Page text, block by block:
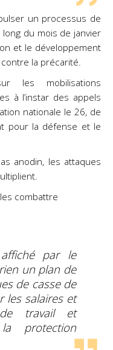
un processus de
long du mois de janvier
et le développement
la précarité.
les mobilisations
à l’instar des appels
nationale le 26, de
pour la défense et le
anodin, les attaques
combattre
par le
un plan de
de casse de
les salaires et
travail et
la protection